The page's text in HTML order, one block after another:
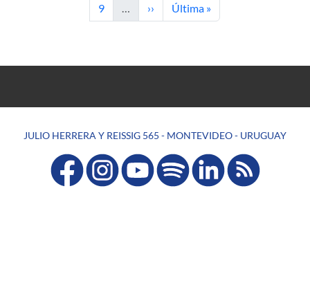
Página
9 … Siguiente página
›› Última página
Última »
JULIO HERRERA Y REISSIG 565 - MONTEVIDEO - URUGUAY